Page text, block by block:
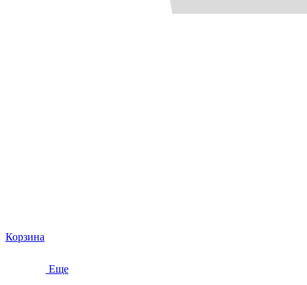
Корзина
Еще